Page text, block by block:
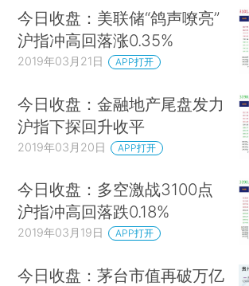
今日收盘：美联储“鸽声嘹亮”
沪指冲高回落涨0.35%
2019年03月21日 APP打开
今日收盘：金融地产尾盘发力
沪指下探回升收平
2019年03月20日 APP打开
今日收盘：多空激战3100点
沪指冲高回落跌0.18%
2019年03月19日 APP打开
今日收盘：茅台市值再破万亿